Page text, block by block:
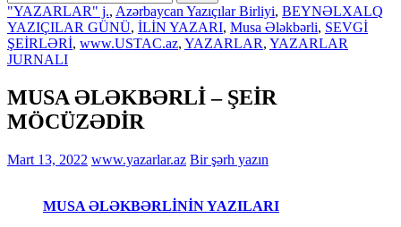
"YAZARLAR" j., Azərbaycan Yazıçılar Birliyi, BEYNƏLXALQ
YAZIÇILAR GÜNÜ, İLİN YAZARI, Musa Ələkbərli, SEVGİ
ŞEİRLƏRİ, www.USTAC.az, YAZARLAR, YAZARLAR
JURNALI
MUSA ƏLƏKBƏRLİ – ŞEİR
MÖCÜZƏDİR
Mart 13, 2022 www.yazarlar.az Bir şərh yazın
MUSA ƏLƏKBƏRLİNİN YAZILARI